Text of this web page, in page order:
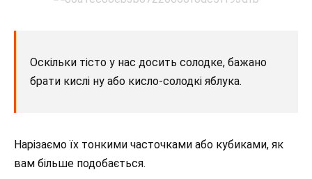
Оскільки тісто у нас досить солодке, бажано
брати кислі ну або кисло-солодкі яблука.
Нарізаємо їх тонкими часточками або кубиками, як
вам більше подобається.